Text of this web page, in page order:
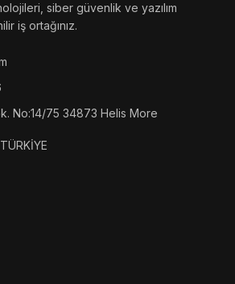
siber güvenlik ve yazılım
iş ortağınız.
No:14/75 34873 Helis More